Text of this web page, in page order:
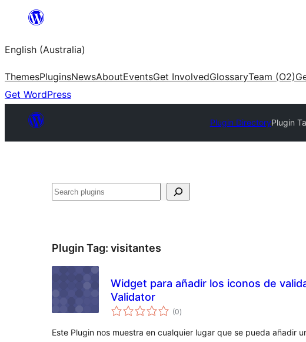
content
English (Australia)
ThemesPluginsNewsAboutEventsGet InvolvedGlossaryTeam (O2)
Get WordPress
Plugin DirectoryPlugin
Search
Plugin Tag: visitantes
Widget para añadir los iconos de
Validator
(0total
ratings
)
Este Plugin nos muestra en cualquier lugar que se pueda añadir